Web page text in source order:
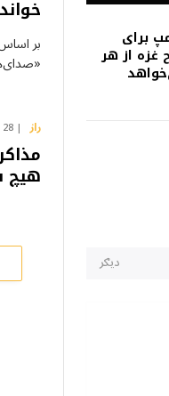
برای
غزه از هر
دیګر
خواند
بر
راز 28 فبروری 2026
هیچ